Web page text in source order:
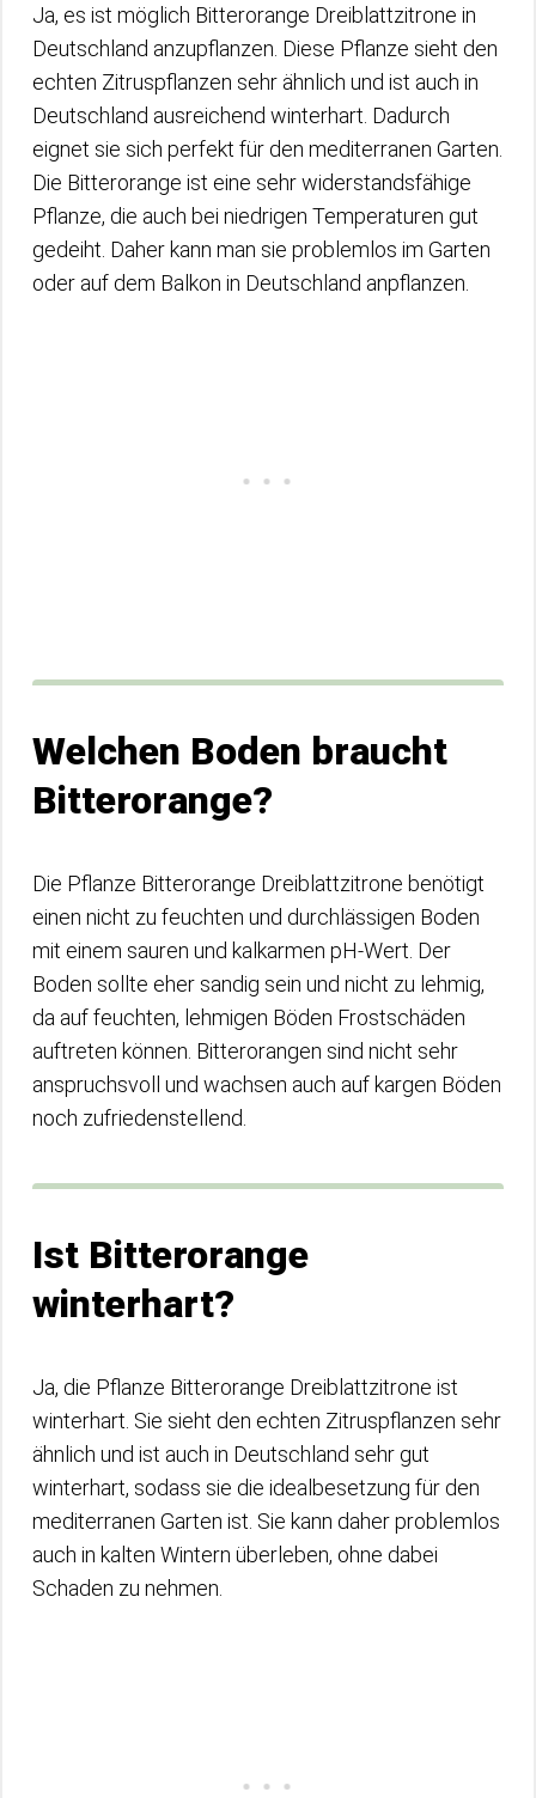
Ja, es ist möglich Bitterorange Dreiblattzitrone in
Deutschland anzupflanzen. Diese Pflanze sieht den
echten Zitruspflanzen sehr ähnlich und ist auch in
Deutschland ausreichend winterhart. Dadurch
eignet sie sich perfekt für den mediterranen Garten.
Die Bitterorange ist eine sehr widerstandsfähige
Pflanze, die auch bei niedrigen Temperaturen gut
gedeiht. Daher kann man sie problemlos im Garten
oder auf dem Balkon in Deutschland anpflanzen.
Welchen Boden braucht
Bitterorange?
Die Pflanze Bitterorange Dreiblattzitrone benötigt
einen nicht zu feuchten und durchlässigen Boden
mit einem sauren und kalkarmen pH-Wert. Der
Boden sollte eher sandig sein und nicht zu lehmig,
da auf feuchten, lehmigen Böden Frostschäden
auftreten können. Bitterorangen sind nicht sehr
anspruchsvoll und wachsen auch auf kargen Böden
noch zufriedenstellend.
Ist Bitterorange
winterhart?
Ja, die Pflanze Bitterorange Dreiblattzitrone ist
winterhart. Sie sieht den echten Zitruspflanzen sehr
ähnlich und ist auch in Deutschland sehr gut
winterhart, sodass sie die idealbesetzung für den
mediterranen Garten ist. Sie kann daher problemlos
auch in kalten Wintern überleben, ohne dabei
Schaden zu nehmen.